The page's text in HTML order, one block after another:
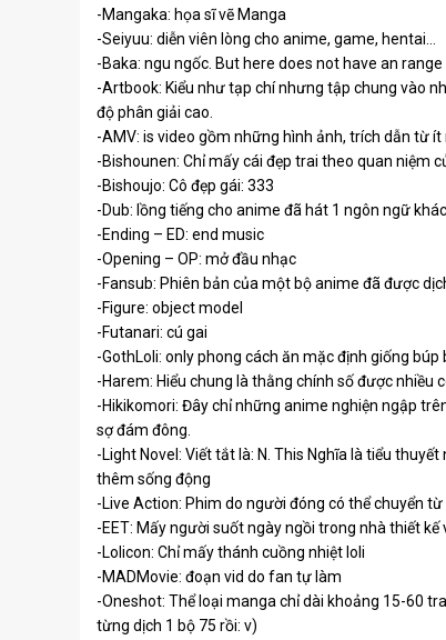
-Mangaka: họa sĩ vẽ Manga
-Seiyuu: diễn viên lòng cho anime, game, hentai…
-Baka: ngu ngốc. But here does not have an
-Artbook: Kiểu như tạp chí nhưng tập chung vào
độ phân giải cao.
-AMV: is video gồm những hình ảnh, trích dẫn từ
-Bishounen: Chỉ mấy cái đẹp trai theo quan niệm
-Bishoujo: Cô đẹp gái: 333
-Dub: lồng tiếng cho anime đã hát 1 ngôn ngữ khác
-Ending – ED: end music
-Opening – OP: mở đầu nhạc
-Fansub: Phiên bản của một bộ anime đã được
-Figure: object model
-Futanari: cú gai
-GothLoli: only phong cách ăn mặc định giống búp
-Harem: Hiểu chung là thằng chính số được nhiều
-Hikikomori: Đây chỉ những anime nghiện ngập
sợ đám đông.
-Light Novel: Viết tắt là: N. This Nghĩa là tiểu
thêm sống động
-Live Action: Phim do người đóng có thể chuyển từ
-EET: Mấy người suốt ngày ngồi trong nhà thiết kế
-Lolicon: Chỉ mấy thánh cuồng nhiệt loli
-MADMovie: đoạn vid do fan tự làm
-Oneshot: Thể loại manga chỉ dài khoảng 15-60
từng dịch 1 bộ 75 rồi: v)